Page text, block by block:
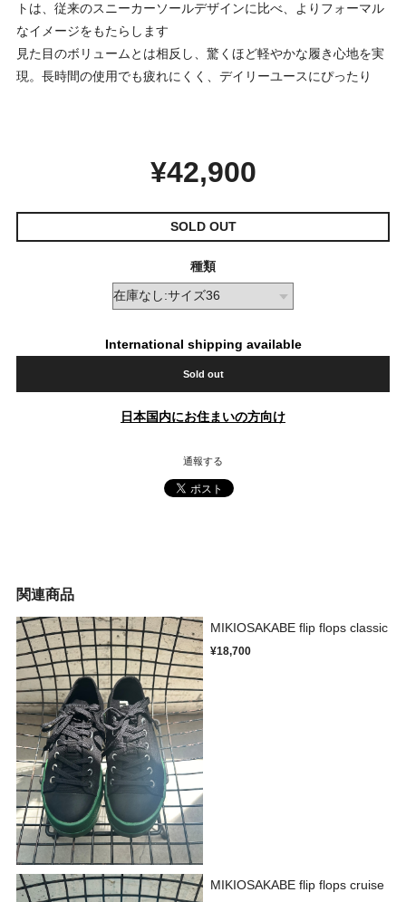
トは、従来のスニーカーソールデザインに比べ、よりフォーマル
なイメージをもたらします
見た目のボリュームとは相反し、驚くほど軽やかな履き心地を実
現。長時間の使用でも疲れにくく、デイリーユースにぴったり
¥42,900
SOLD OUT
種類
International shipping available
Sold out
日本国内にお住まいの方向け
通報する
関連商品
MIKIOSAKABE flip flops classic
¥18,700
MIKIOSAKABE flip flops cruise